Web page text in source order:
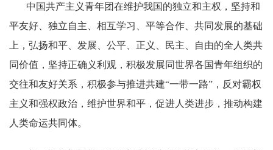
中国共产主义青年团在维护我国的独立和主权，坚持和
平友好、独立自主、相互学习、平等合作、共同发展的基础
上，弘扬和平、发展、公平、正义、民主、自由的全人类共
同价值，坚持正确义利观，积极发展同世界各国青年组织的
交往和友好关系，积极参与推进共建“一带一路”，反对霸权
主义和强权政治，维护世界和平，促进人类进步，推动构建
人类命运共同体。